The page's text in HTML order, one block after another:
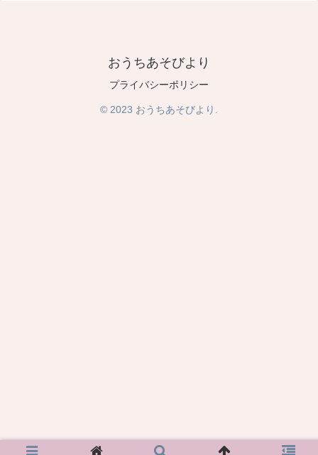
おうちあそびより
プライバシーポリシー
© 2023 おうちあそびより.